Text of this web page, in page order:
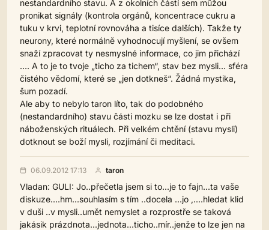
nestandardního stavu. A z okolních částí sem můžou
pronikat signály (kontrola orgánů, koncentrace cukru a
tuku v krvi, teplotní rovnováha a tisíce dalších). Takže ty
neurony, které normálně vyhodnocují myšlení, se ovšem
snaží zpracovat ty nesmyslné informace, co jim přichází
…. A to je to tvoje „ticho za tichem“, stav bez mysli… sféra
čistého vědomí, které se „jen dotkneš“. Žádná mystika,
šum pozadí.
Ale aby to nebylo taron líto, tak do podobného
(nestandardního) stavu části mozku se lze dostat i při
náboženských rituálech. Při velkém chtění (stavu mysli)
dotknout se boží mysli, rozjímání či meditaci.
06.09.2012 17:13 taron
Vladan: GULI: Jo..přečetla jsem si to...je to fajn...ta vaše
diskuze....hm...souhlasím s tím ..docela ...jo ,....hledat klid
v duši ..v mysli..umět nemyslet a rozprostře se taková
jakásik prázdnota...jednota...ticho..mír..jenže to lze jen na